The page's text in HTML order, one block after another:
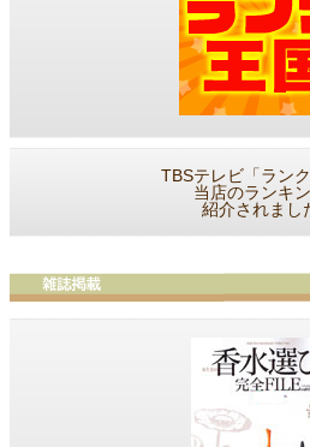
TBSテレビ「ラン
当店のランキ
紹介されまし